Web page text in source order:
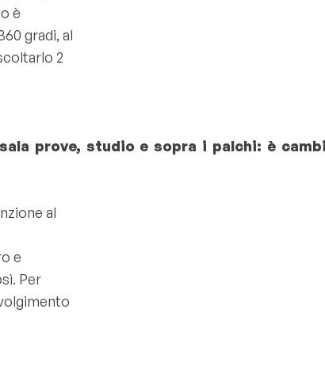
è
gradi, al
2
prove, studio e sopra i palchi: è
al
e
Per